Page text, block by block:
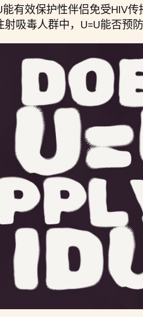
有效保护性伴侣免受HIV
吸毒人群中，U=U能否预